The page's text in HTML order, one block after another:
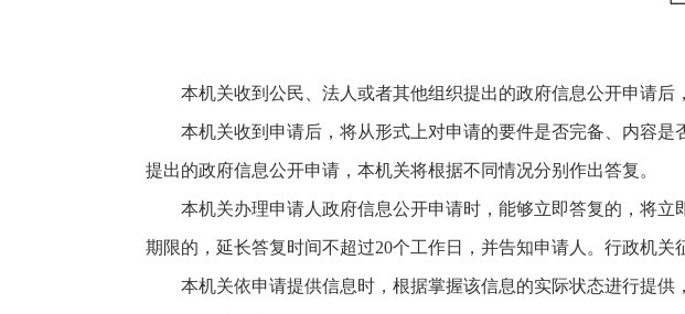
本机关收到公民、法人或者其他组织提出的政府信息公开申请后
本机关收到申请后，将从形式上对申请的要件是否完备、内容是
提出的政府信息公开申请，本机关将根据不同情况分别作出答复。
本机关办理申请人政府信息公开申请时，能够立即答复的，将立
期限的，延长答复时间不超过20个工作日，并告知申请人。行政机
本机关依申请提供信息时，根据掌握该信息的实际状态进行提供